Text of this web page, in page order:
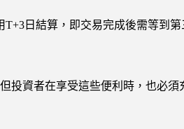
T+3日結算，即交易完成後需等到
投資者在享受這些便利時，也必須